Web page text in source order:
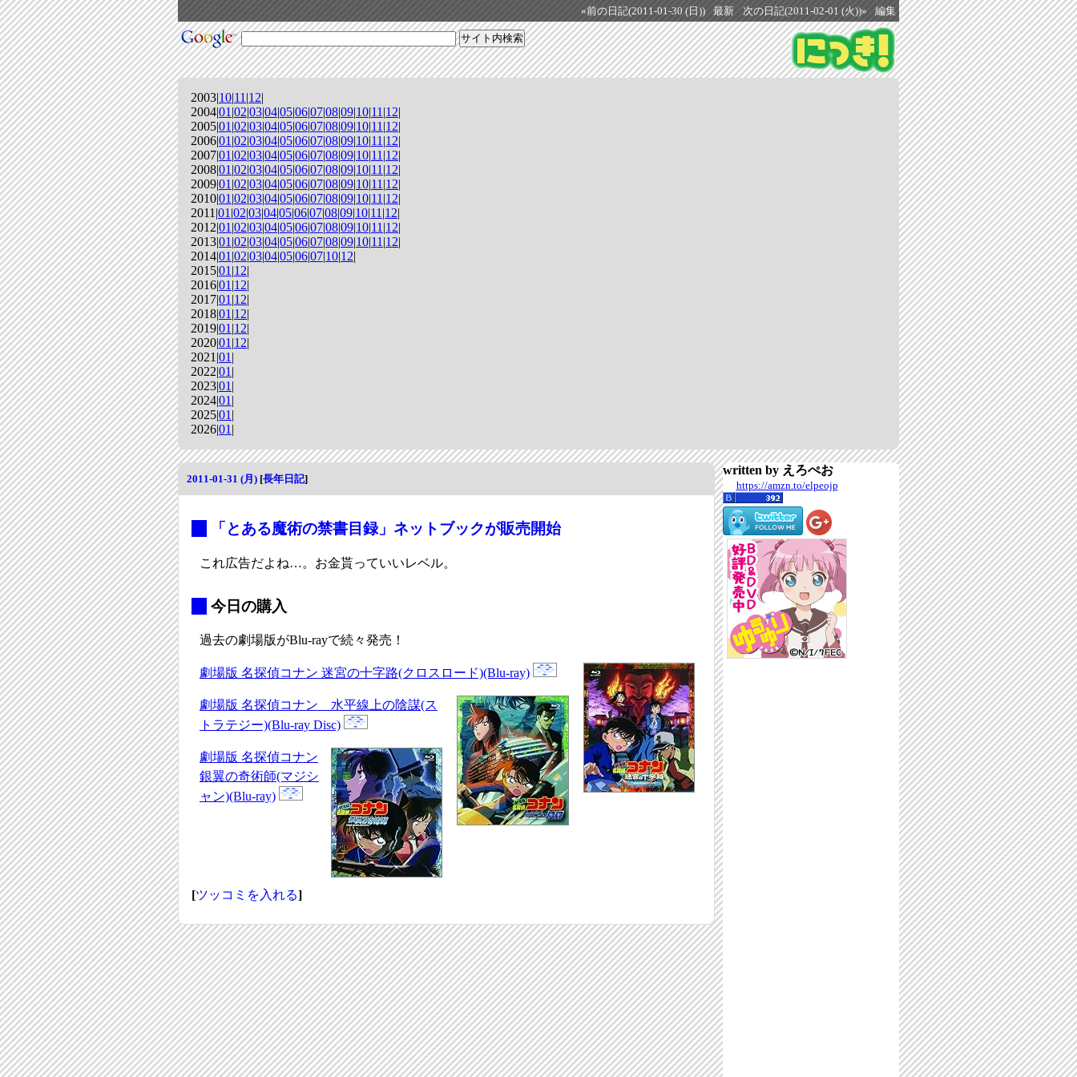
«前の日記(2011-01-30 (日)) 最新 次の日記(2011-02-01 (火))» 編集
2003|10|11 |12|
2004|01 |02|03|04|05|06|07|08|09|10|11 |12|
2005|01 |02|03|04|05|06|07|08|09|10|11 |12|
2006|01 |02|03|04|05|06|07|08|09|10|11 |12|
2007|01 |02|03|04|05|06|07|08|09|10|11 |12|
2008|01 |02|03|04|05|06|07|08|09|10|11 |12|
2009|01 |02|03|04|05|06|07|08|09|10|11 |12|
2010|01 |02|03|04|05|06|07|08|09|10|11 |12|
2011|01 |02|03|04|05|06|07|08|09|10|11 |12|
2012|01 |02|03|04|05|06|07|08|09|10|11 |12|
2013|01 |02|03|04|05|06|07|08|09|10|11 |12|
2014|01 |02|03|04|05|06|07|10|12|
2015|01 |12|
2016|01 |12|
2017|01 |12|
2018|01 |12|
2019|01 |12|
2020|01 |12|
2021|01 |
2022|01 |
2023|01 |
2024|01 |
2025|01 |
2026|01 |
2011-01-31 (月) [長年日記]
「とある魔術の禁書目録」ネットブックが販売開始
これ広告だよね…。お金貰っていいレベル。
今日の購入
過去の劇場版がBlu-rayで続々発売！
劇場版 名探偵コナン 迷宮の十字路(クロスロード)(Blu-ray)
劇場版 名探偵コナン 水平線上の陰謀(ス
トラテジー)(Blu-ray Disc)
劇場版 名探偵コナン
銀翼の奇術師(マジシ
ャン)(Blu-ray)
[ツッコミを入れる]
written by えろぺお
https://amzn.to/elpeojp